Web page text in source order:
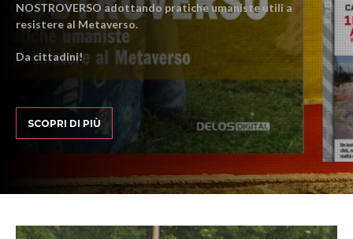
NOSTROVERSO adottando pratiche umaniste utili a
resistere al Metaverso.
Da cittadini!
SCOPRI DI PIÙ